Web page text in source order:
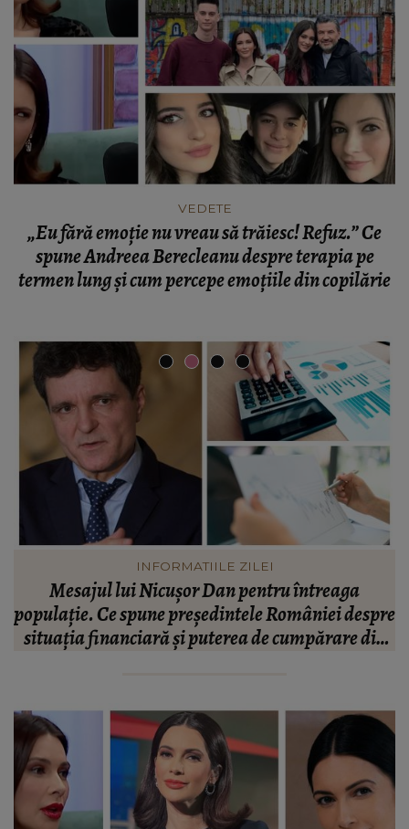
VEDETE
„Eu fără emoție nu vreau să trăiesc! Refuz.” Ce
spune Andreea Berecleanu despre terapia pe
termen lung și cum percepe emoțiile din copilărie
VEDETE
Valentin Sanfira, acuzații despre infidelitate? Ce
mărturisiri a făcut artistul de muzică populară:
“Doi ochi ce m-au înșelat.”